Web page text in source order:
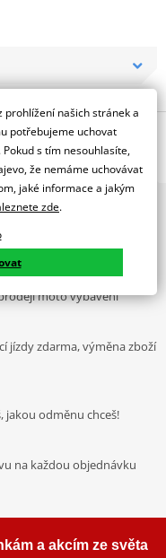
QX-kroužkem.
kromě typu MVXZ).
KLR 650, KTM 690
endura a závody
každý, prakticky pro
čtyřkolek. Má QX
doplňky i náhradní
moto vybavení
jízdy zdarma, výměna zboží
jakou odměnu chceš!
na každou objednávku
a akcím ze světa
prohlížení našich stránek a
potřebujeme uchovat
s tím nesouhlasíte,
že nemáme uchovávat
jaké informace a jakým
zde.